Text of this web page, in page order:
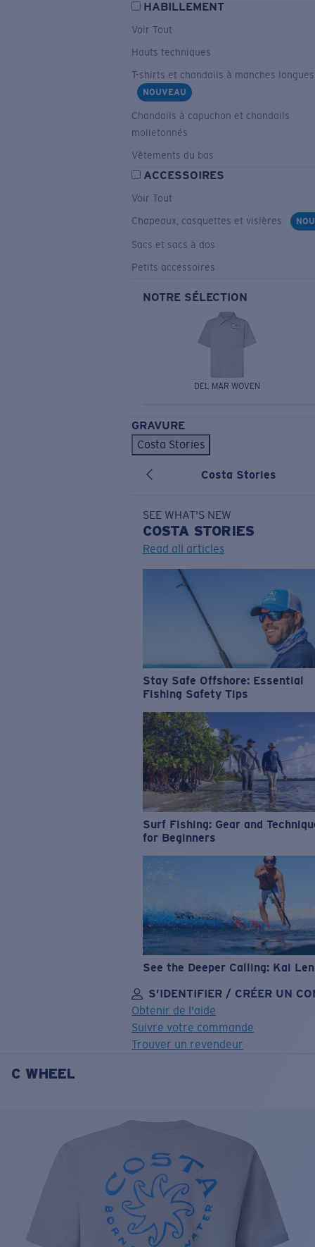
HABILLEMENT
Voir Tout
Hauts techniques
T-shirts et chandails à manches longues
NOUVEAU
Chandails à capuchon et chandails
molletonnés
Vêtements du bas
ACCESSOIRES
Voir Tout
Chapeaux, casquettes et visières
Sacs et sacs à dos
Petits accessoires
NOTRE SÉLECTION
DEL MAR WOVEN
GRAVURE
Costa Stories
Costa Stories
SEE WHAT'S NEW
COSTA STORIES
Read all articles
Stay Safe Offshore: Essential
Fishing Safety Tips
Surf Fishing: Gear and
for Beginners
See the Deeper Calling: Kai
S’IDENTIFIER / CRÉER UN
Obtenir de l'aide
Suivre votre commande
Trouver un revendeur
OBJECTIF MIS À JOUR
Prix :
Quantité:
Prix : Gratuit
Quantité:
C WHEEL